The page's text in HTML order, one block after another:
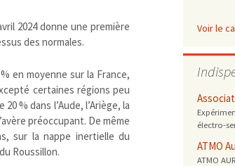
gaspillage alimentaire
modes de conservation et de cuisson
Risques majeurs
cancérigène / mutagène / reprotoxique
métaux lourds et autres
perturbateurs endocriniens
économie circulaire
recyclage
européenne
2024 donne une première
des normales.
en moyenne sur la France,
certaines régions peu
% dans l’Aude, l’Ariège, la
préoccupant. De même
sur la nappe inertielle du
Roussillon.
Voir le
électro-
ATMO
ATMO